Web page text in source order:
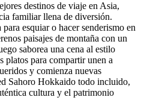
destinos de viaje en Asia,
familiar llena de diversión.
esquiar o hacer senderismo en
paisajes de montaña con un
saborea una cena al estilo
platos para compartir unen a
y comienza nuevas
Sahoro Hokkaido todo incluido,
cultura y el patrimonio